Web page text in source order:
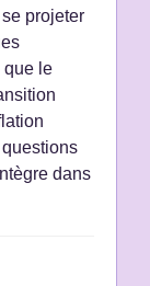
projeter
que le
dans